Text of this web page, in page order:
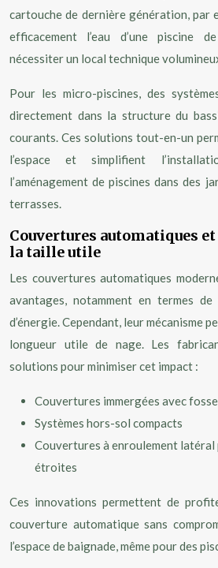
cartouche de dernière génération, par
efficacement l’eau d’une piscine
nécessiter un local technique
Pour les micro-piscines, des
directement dans la structure du
courants. Ces solutions tout-en-un
l’espace et simplifient
l’aménagement de piscines dans des
terrasses.
Couvertures automatiques
la taille utile
Les couvertures automatiques
avantages, notamment en termes de
d’énergie. Cependant, leur mécanisme
longueur utile de nage. Les
solutions pour minimiser cet impact :
Couvertures immergées avec
Systèmes hors-sol compacts
Couvertures à enroulement latéral
étroites
Ces innovations permettent de
couverture automatique sans
l’espace de baignade, même pour des